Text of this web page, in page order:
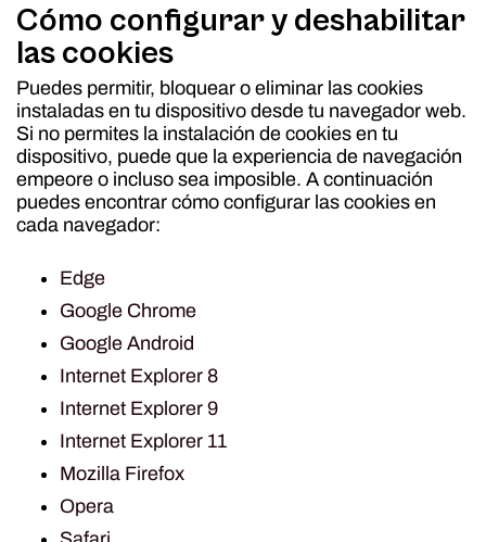
Cómo configurar y deshabilitar
las cookies
Puedes permitir, bloquear o eliminar las cookies
instaladas en tu dispositivo desde tu navegador web.
Si no permites la instalación de cookies en tu
dispositivo, puede que la experiencia de navegación
empeore o incluso sea imposible. A continuación
puedes encontrar cómo configurar las cookies en
cada navegador:
Edge
Google Chrome
Google Android
Internet Explorer 8
Internet Explorer 9
Internet Explorer 11
Mozilla Firefox
Opera